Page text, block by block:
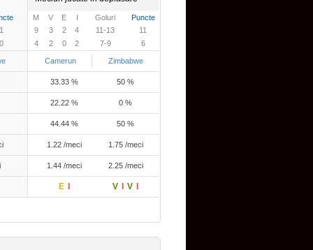
M V E I Goluri
Puncte
1
9 3 2 4 11-13
11
0
4 2 0 2 7-9 6
Camerun Zimbabwe
33.33 % 50 %
22.22 % 0 %
44.44 % 50 %
1.22 /meci 1.75 /meci
1.44 /meci 2.25 /meci
E V V